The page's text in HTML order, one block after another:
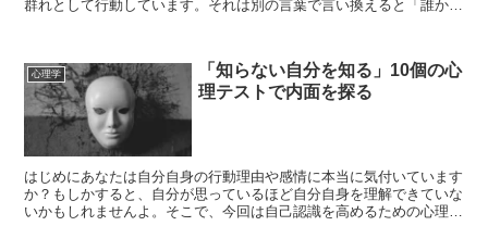
群れとして行動しています。それは別の言葉で言い換えると「誰かと
心理学
「知らない自分を知る」10個の心
理テストで内面を探る
はじめにあなたは自分自身の行動理由や感情に本当に気付いています
か？もしかすると、自分が思っているほど自分自身を理解できていな
いかもしれませんよ。そこで、今回は自己認識を高めるための心理テ